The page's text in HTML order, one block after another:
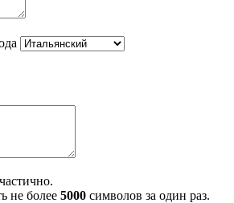
не более 5000 символов за один раз.